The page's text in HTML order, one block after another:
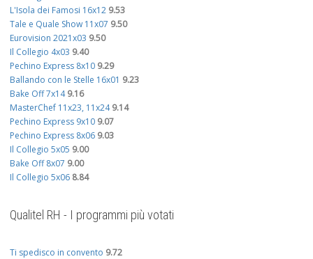
L'Isola dei Famosi 16x12 9.53
Tale e Quale Show 11x07 9.50
Eurovision 2021x03 9.50
Il Collegio 4x03 9.40
Pechino Express 8x10 9.29
Ballando con le Stelle 16x01 9.23
Bake Off 7x14 9.16
MasterChef 11x23, 11x24 9.14
Pechino Express 9x10 9.07
Pechino Express 8x06 9.03
Il Collegio 5x05 9.00
Bake Off 8x07 9.00
Il Collegio 5x06 8.84
Qualitel RH - I programmi più votati
Ti spedisco in convento 9.72